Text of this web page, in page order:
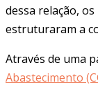
dessa relação,
estruturaram a
Através de uma
Abastecimento